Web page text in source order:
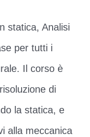
statica, Analisi
per tutti i
Il corso è
di
la statica, e
alla meccanica